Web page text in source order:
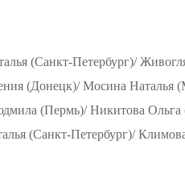
(Санкт-Петербург)/
(Донецк)/ Мосина Наталья
(Пермь)/ Никитова Ольга
(Санкт-Петербург)/